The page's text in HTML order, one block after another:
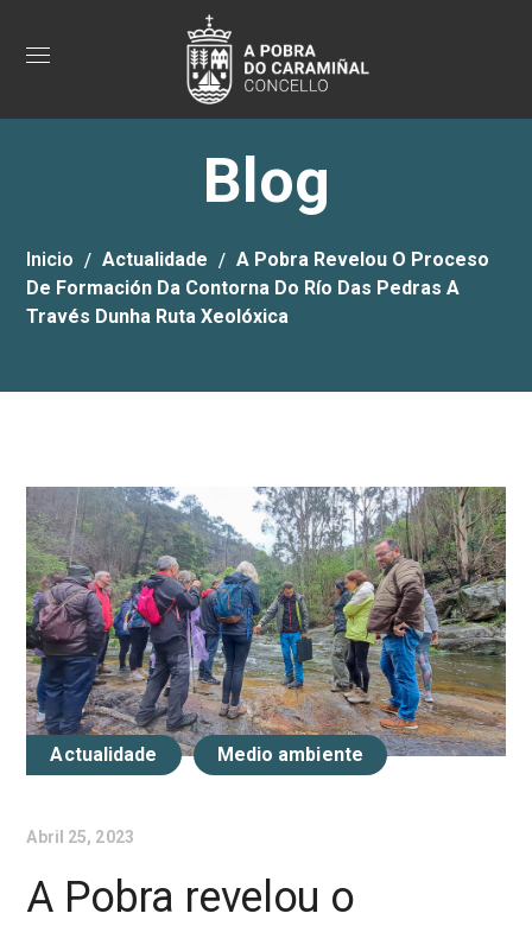
Blog
Inicio Actualidade
A Pobra Revelou O Proceso
De Formación Da Contorna Do Río Das Pedras A
Través Dunha Ruta Xeolóxica
Actualidade Medio ambiente
Abril 25, 2023
A Pobra revelou o